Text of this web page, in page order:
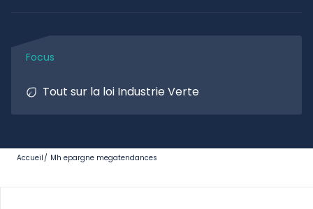
Tout sur la loi Industrie Verte
Accueil Mh epargne megatendances